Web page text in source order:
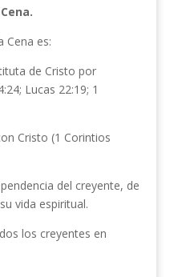
Cena es:
de Cristo por
Lucas 22:19; 1
Cristo (1 Corintios
del creyente, de
vida espiritual.
los creyentes en